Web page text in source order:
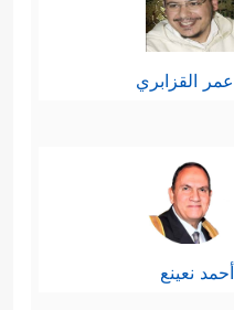
عمر القزابري
أحمد نعينع